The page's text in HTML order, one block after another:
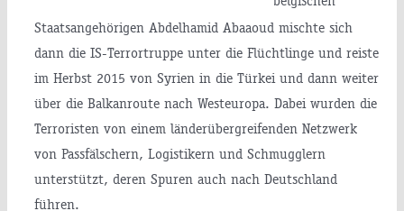
Staatsangehörigen Abdelhamid Abaaoud mischte sich
dann die IS-Terrortruppe unter die Flüchtlinge und reiste
im Herbst 2015 von Syrien in die Türkei und dann weiter
über die Balkanroute nach Westeuropa. Dabei wurden die
Terroristen von einem länderübergreifenden Netzwerk
von Passfälschern, Logistikern und Schmugglern
unterstützt, deren Spuren auch nach Deutschland
führen.